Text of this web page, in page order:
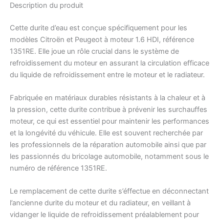
Description du produit
Cette durite d’eau est conçue spécifiquement pour les
modèles Citroën et Peugeot à moteur 1.6 HDI, référence
1351RE. Elle joue un rôle crucial dans le système de
refroidissement du moteur en assurant la circulation efficace
du liquide de refroidissement entre le moteur et le radiateur.
Fabriquée en matériaux durables résistants à la chaleur et à
la pression, cette durite contribue à prévenir les surchauffes
moteur, ce qui est essentiel pour maintenir les performances
et la longévité du véhicule. Elle est souvent recherchée par
les professionnels de la réparation automobile ainsi que par
les passionnés du bricolage automobile, notamment sous le
numéro de référence 1351RE.
Le remplacement de cette durite s’éffectue en déconnectant
l’ancienne durite du moteur et du radiateur, en veillant à
vidanger le liquide de refroidissement préalablement pour